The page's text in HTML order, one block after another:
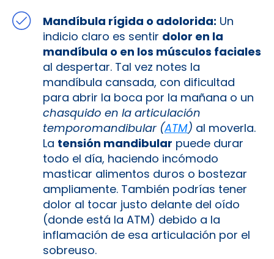
Mandíbula rígida o adolorida: Un
indicio claro es sentir dolor en la
mandíbula o en los músculos faciales
al despertar. Tal vez notes la
mandíbula cansada, con dificultad
para abrir la boca por la mañana o un
chasquido en la articulación
temporomandibular (ATM) al moverla.
La tensión mandibular puede durar
todo el día, haciendo incómodo
masticar alimentos duros o bostezar
ampliamente. También podrías tener
dolor al tocar justo delante del oído
(donde está la ATM) debido a la
inflamación de esa articulación por el
sobreuso.